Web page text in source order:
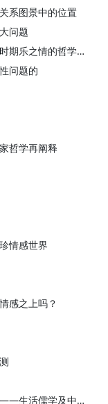
系图景中的位置
问题
之情的哲学意蕴
问题的
哲学再阐释
情感世界
感之上吗？
中国正义论的情感观